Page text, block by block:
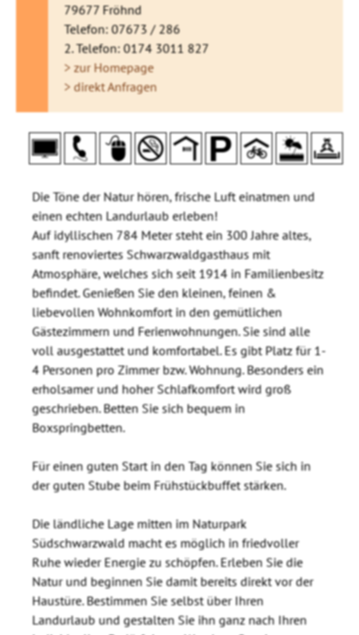
79677 Fröhnd
Telefon: 07673 / 286
2. Telefon: 0174 3011 827
> zur Homepage
> direkt Anfragen
Die Töne der Natur hören, frische Luft einatmen und
einen echten Landurlaub erleben!
Auf idyllischen 784 Meter steht ein 300 Jahre altes,
sanft renoviertes Schwarzwaldgasthaus mit
Atmosphäre, welches sich seit 1914 in Familienbesitz
befindet. Genießen Sie den kleinen, feinen &
liebevollen Wohnkomfort in den gemütlichen
Gästezimmern und Ferienwohnungen. Sie sind alle
voll ausgestattet und komfortabel. Es gibt Platz für 1-
4 Personen pro Zimmer bzw. Wohnung. Besonders ein
erholsamer und hoher Schlafkomfort wird groß
geschrieben. Betten Sie sich bequem in
Boxspringbetten.
Für einen guten Start in den Tag können Sie sich in
der guten Stube beim Frühstückbuffet stärken.
Die ländliche Lage mitten im Naturpark
Südschwarzwald macht es möglich in friedvoller
Ruhe wieder Energie zu schöpfen. Erleben Sie die
Natur und beginnen Sie damit bereits direkt vor der
Haustüre. Bestimmen Sie selbst über Ihren
Landurlaub und gestalten Sie ihn ganz nach Ihren